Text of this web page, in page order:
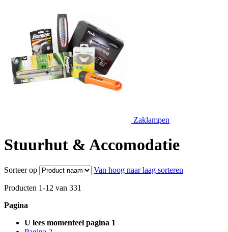
Zaklampen
Stuurhut & Accomodatie
Sorteer op Van hoog naar laag sorteren
Producten 1-12 van 331
Pagina
U lees momenteel pagina 1